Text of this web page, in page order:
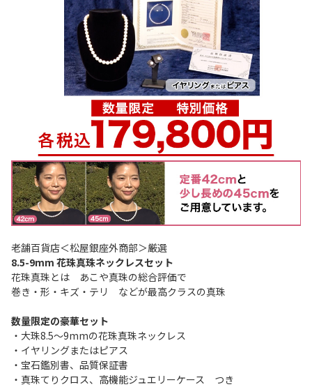
老舗百貨店＜松屋銀座外商部＞厳選
8.5-9mm 花珠真珠ネックレスセット
花珠真珠とは あこや真珠の総合評価で
巻き・形・キズ・テリ などが最高クラスの真珠
数量限定の豪華セット
・大珠8.5～9mmの花珠真珠ネックレス
・イヤリングまたはピアス
・宝石鑑別書、品質保証書
・真珠てりクロス、高機能ジュエリーケース つき